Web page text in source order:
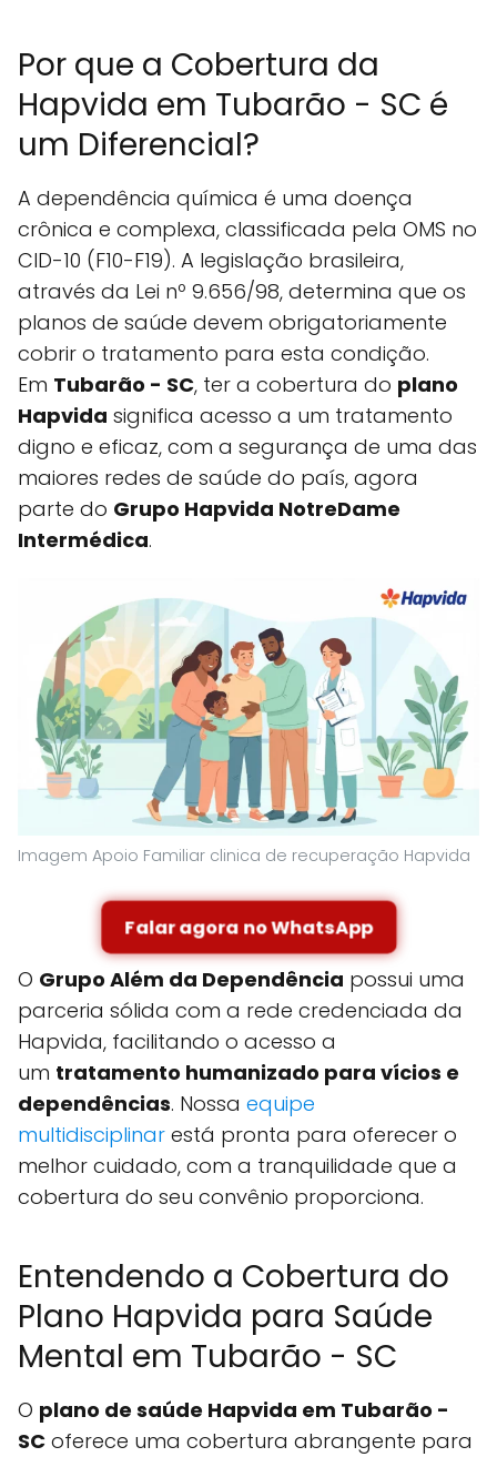
Por que a Cobertura da
Hapvida em Tubarão - SC é
um Diferencial?
A dependência química é uma doença
crônica e complexa, classificada pela OMS no
CID-10 (F10-F19). A legislação brasileira,
através da Lei nº 9.656/98, determina que os
planos de saúde devem obrigatoriamente
cobrir o tratamento para esta condição.
Em Tubarão - SC, ter a cobertura do plano
Hapvida significa acesso a um tratamento
digno e eficaz, com a segurança de uma das
maiores redes de saúde do país, agora
parte do Grupo Hapvida NotreDame
Intermédica.
Imagem Apoio Familiar clinica de recuperação Hapvida
Falar agora no WhatsApp
O Grupo Além da Dependência possui uma
parceria sólida com a rede credenciada da
Hapvida, facilitando o acesso a
um tratamento humanizado para vícios e
dependências. Nossa equipe
multidisciplinar está pronta para oferecer o
melhor cuidado, com a tranquilidade que a
cobertura do seu convênio proporciona.
Entendendo a Cobertura do
Plano Hapvida para Saúde
Mental em Tubarão - SC
O plano de saúde Hapvida em Tubarão -
SC oferece uma cobertura abrangente para